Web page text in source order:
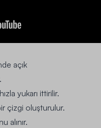
açık
yukarı ittirilir.
çizgi oluşturulur.
alınır.